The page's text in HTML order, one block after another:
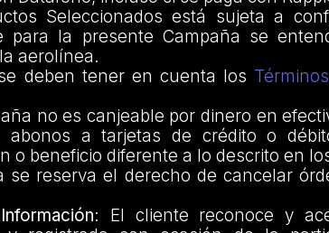
Seleccionados está sujeta a
para la presente Campaña se
aerolínea.
deben tener en cuenta los
no es canjeable por dinero en
abonos a tarjetas de crédito o
o beneficio diferente a lo descrito en
se reserva el derecho de cancelar
: El cliente reconoce y